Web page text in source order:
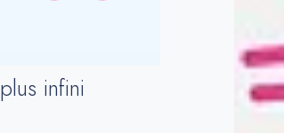
plus infini